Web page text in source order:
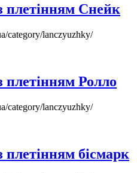
Снейк
category/lanczyuzhky/
Ролло
category/lanczyuzhky/
бісмарк